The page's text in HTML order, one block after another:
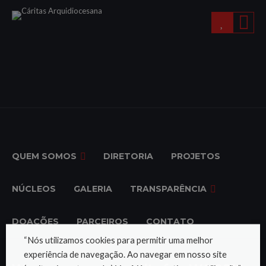
QUEM SOMOS DIRETORIA PROJETOS
NÚCLEOS GALERIA TRANSPARÊNCIA
DOAÇÕES PARCEIROS CONTATO
“Nós utilizamos cookies para permitir uma melhor
experiência de navegação. Ao navegar em nosso site